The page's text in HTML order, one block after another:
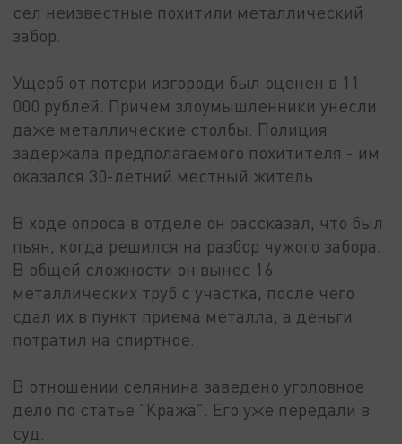
сел неизвестные похитили металлический
забор.
Ущерб от потери изгороди был оценен в 11
000 рублей. Причем злоумышленники унесли
даже металлические столбы. Полиция
задержала предполагаемого похитителя - им
оказался 30-летний местный житель.
В ходе опроса в отделе он рассказал, что был
пьян, когда решился на разбор чужого забора.
В общей сложности он вынес 16
металлических труб с участка, после чего
сдал их в пункт приема металла, а деньги
потратил на спиртное.
В отношении селянина заведено уголовное
дело по статье "Кража". Его уже передали в
суд.